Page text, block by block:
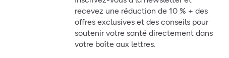
recevez une réduction de 10 % + des
offres exclusives et des conseils pour
soutenir votre santé directement dans
votre boîte aux lettres.